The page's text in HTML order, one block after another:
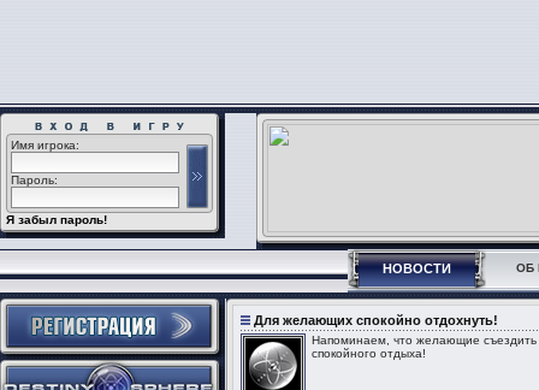
Имя игрока:
Пароль:
Я забыл пароль!
НОВОСТИ ОБ
Для желающих спокойно отдохнуть!
Напоминаем, что желающие съездить
спокойного отдыха!